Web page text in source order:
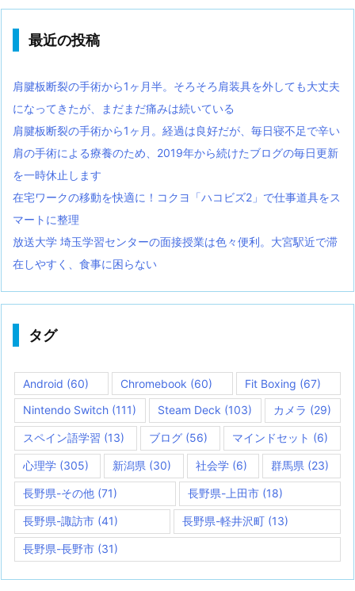
最近の投稿
肩腱板断裂の手術から1ヶ月半。そろそろ肩装具を外しても大丈夫
になってきたが、まだまだ痛みは続いている
肩腱板断裂の手術から1ヶ月。経過は良好だが、毎日寝不足で辛い
肩の手術による療養のため、2019年から続けたブログの毎日更新
を一時休止します
在宅ワークの移動を快適に！コクヨ「ハコビズ2」で仕事道具をス
マートに整理
放送大学 埼玉学習センターの面接授業は色々便利。大宮駅近で滞
在しやすく、食事に困らない
タグ
Android (60) Chromebook (60) Fit Boxing (67)
Nintendo Switch (111) Steam Deck (103) カメラ (29)
スペイン語学習 (13) ブログ (56) マインドセット (6)
心理学 (305) 新潟県 (30) 社会学(6) 群馬県 (23)
長野県-その他 (71) 長野県-上田市(18)
長野県-諏訪市 (41) 長野県-軽井沢町 (13)
長野県-長野市 (31)